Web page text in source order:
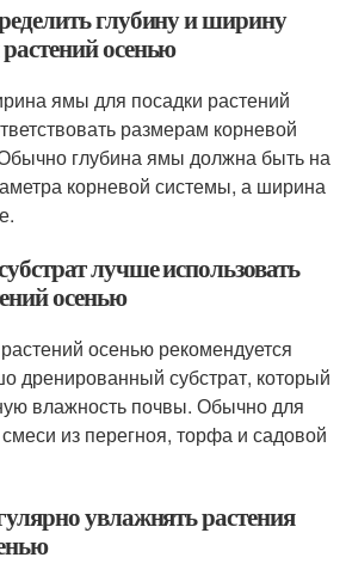
глубину и ширину
осенью
ямы для посадки растений
размерам корневой
глубина ямы должна быть на
корневой системы, а ширина
лучше использовать
осенью
осенью рекомендуется
дренированный субстрат, который
влажность почвы. Обычно для
из перегноя, торфа и садовой
увлажнять растения